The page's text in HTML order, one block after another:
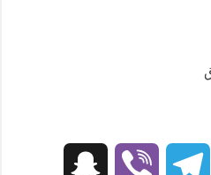
WhatsApp
Telegram
Viber